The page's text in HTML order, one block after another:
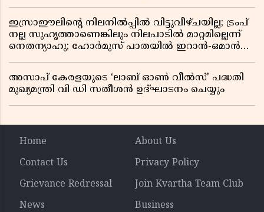
ഇസ്രാഈലിന്റെ നിലനിൽപ്പിൽ വിട്ടുവീഴ്ചയില്ല; ട്രംപ്
നല്ല സുഹൃത്താണെങ്കിലും നിലപാടിൽ മാറ്റമില്ലെന്ന്
നെതന്യാഹു; ഹോർമുസ് പാതയിൽ ഇറാൻ-ഒമാൻ
അസാപ് കേരളയുടെ ‘ലാബ് ഓൺ വീൽസ്’ പദ്ധതി
മുഖ്യമന്ത്രി വി ഡി സതീശൻ ഉദ്ഘാടനം ചെയ്യും
Home
About Us
Contact Us
Privacy Policy
Grievance Redressal
Join Kvartha Team Club
News
Business